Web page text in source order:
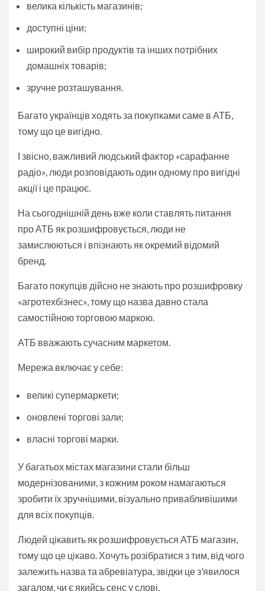
велика кількість магазинів;
доступні ціни;
широкий вибір продуктів та інших потрібних
домашніх товарів;
зручне розташування.
Багато українців ходять за покупками саме в АТБ,
тому що це вигідно.
І звісно, важливий людський фактор «сарафанне
радіо», люди розповідають один одному про вигідні
акції і це працює.
На сьогоднішній день вже коли ставлять питання
про АТБ як розшифровується, люди не
замислюються і впізнають як окремий відомий
бренд.
Багато покупців дійсно не знають про розшифровку
«агротехбізнес», тому що назва давно стала
самостійною торговою маркою.
АТБ вважають сучасним маркетом.
Мережа включає у себе:
великі супермаркети;
оновлені торгові зали;
власні торгові марки.
У багатьох містах магазини стали більш
модернізованими, з кожним роком намагаються
зробити їх зручнішими, візуально привабливішими
для всіх покупців.
Людей цікавить як розшифровується АТБ магазин,
тому що це цікаво. Хочуть розібратися з тим, від чого
залежить назва та абревіатура, звідки це з’явилося
загалом, чи є якийсь сенс у слові.